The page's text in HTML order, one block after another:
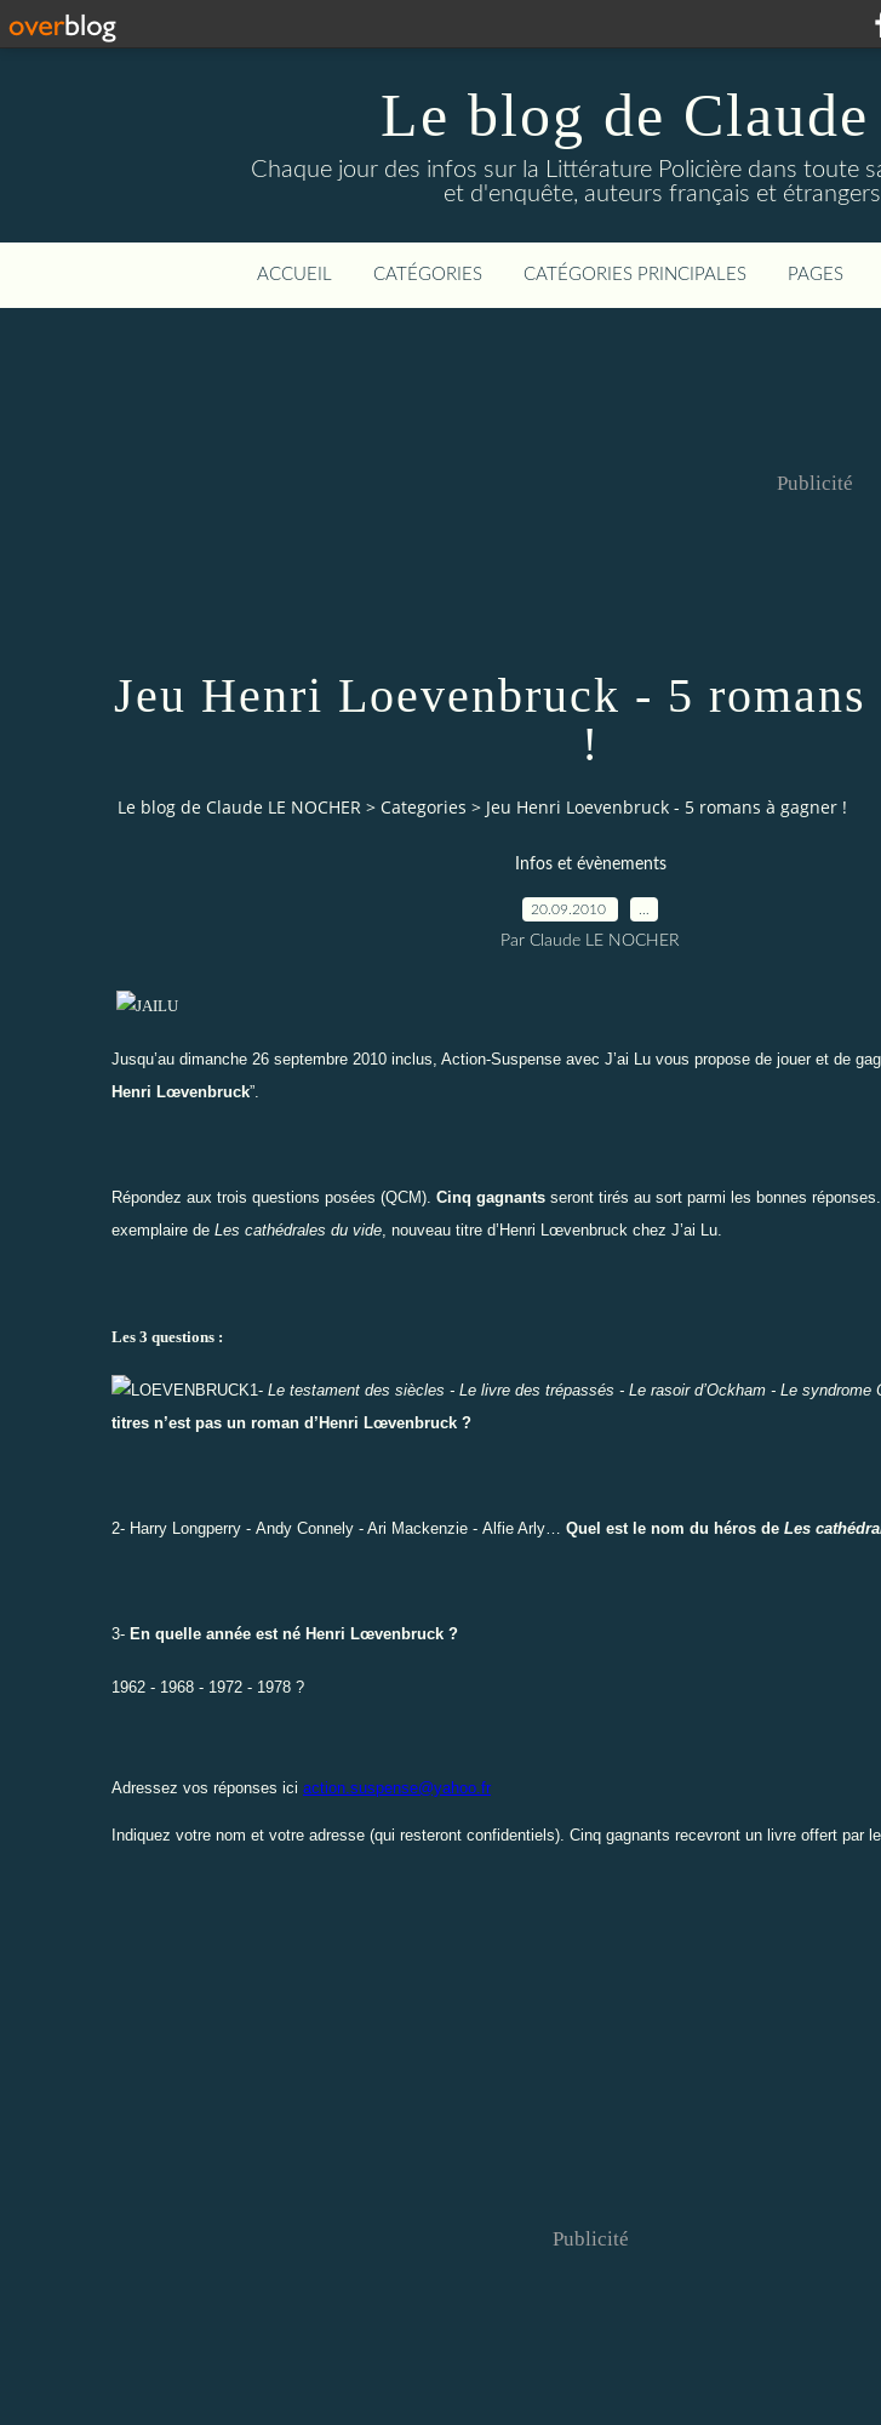
Le blog de
Chaque jour des infos sur la Littérature Policière dans toute
et d'enquête, auteurs français et
ACCUEIL CATÉGORIES CATÉGORIES PRINCIPALES PAGES
Publicité
Jeu Henri Loevenbruck - 5 romans
!
Le blog de Claude LE NOCHER > Categories > Jeu Henri Loevenbruck - 5 romans à gagner !
Infos et évènements
20.09.2010
Par Claude LE NOCHER
Jusqu’au dimanche 26 septembre 2010 inclus, Action-Suspense avec J’ai Lu vous propose de jouer et de
Henri Lœvenbruck”
Répondez aux trois questions posées (QCM). Cinq gagnants seront tirés au sort parmi les bonnes
exemplaire de Les cathédrales du vide , nouveau titre d’Henri Lœvenbruck chez J’ai Lu.
Les 3 questions :
1- Le testament des siècles - Le livre des trépassés - Le rasoir d’Ockham - Le syndrome
titres n’est pas un roman d’Henri Lœvenbruck ?
2- Harry Longperry - Andy Connely - Ari Mackenzie - Alfie Arly… Quel est le nom du héros de Les
3- En quelle année est né Henri Lœvenbruck ?
1962 - 1968 - 1972 - 1978 ?
Adressez vos réponses ici action.suspense@yahoo.fr
Indiquez votre nom et votre adresse (qui resteront confidentiels). Cinq gagnants recevront un livre offert par
Publicité